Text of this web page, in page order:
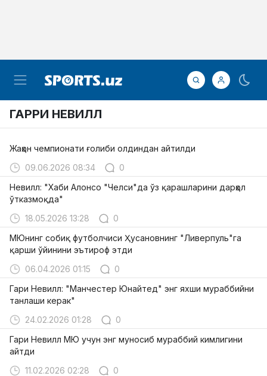
ГАРРИ НЕВИЛЛ
Жаҳон чемпионати ғолиби олдиндан айтилди
09.06.2026 08:34
0
Невилл: "Хаби Алонсо "Челси"да ўз қарашларини дарҳол
ўтказмоқда"
18.05.2026 13:28
0
МЮнинг собиқ футболчиси Ҳусановнинг "Ливерпуль"га
қарши ўйинини эътироф этди
06.04.2026 01:15
0
Гари Невилл: "Манчестер Юнайтед" энг яхши мураббийни
танлаши керак"
24.02.2026 01:28
0
Гари Невилл МЮ учун энг муносиб мураббий кимлигини
айтди
11.02.2026 02:28
0